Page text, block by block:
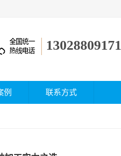
13028809171
例 联系方式